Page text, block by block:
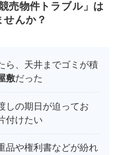
売物件トラブル」は
せんか？
ら、天井までゴミが積
敷だった
しの期日が迫ってお
付けたい
品や権利書などが紛れ